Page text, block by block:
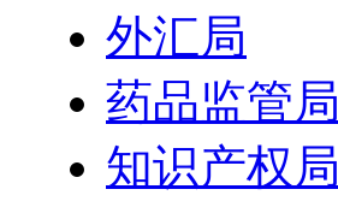
外汇局
药品监管局
知识产权局